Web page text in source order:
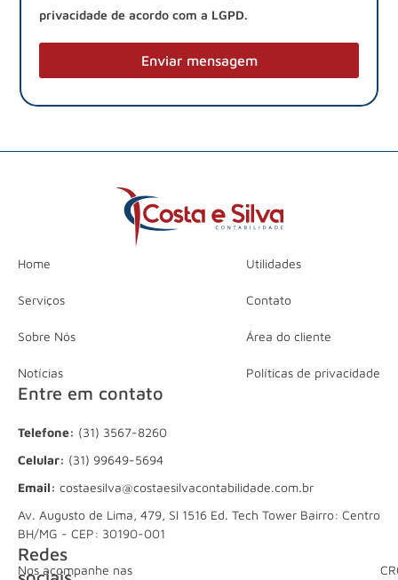
privacidade de acordo com a LGPD.
Enviar mensagem
Home
Serviços
Sobre Nós
Notícias
Utilidades
Contato
Área do cliente
Políticas de privacidade
Entre em contato
Telefone: (31) 3567-8260
Celular: (31) 99649-5694
Email: costaesilva@costaesilvacontabilidade.com.br
Av. Augusto de Lima, 479, Sl 1516 Ed. Tech Tower Bairro: Centro
BH/MG - CEP: 30190-001
Redes
Nos acompanhe nas